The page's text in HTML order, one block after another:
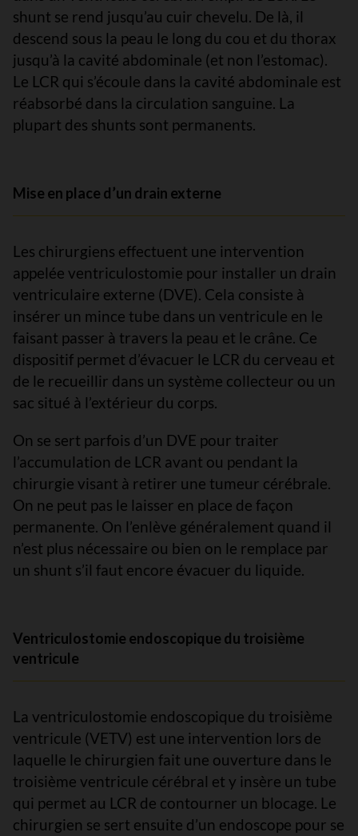
shunt se rend jusqu’au cuir chevelu. De là, il
descend sous la peau le long du cou et du thorax
jusqu’à la cavité abdominale (et non l’estomac).
Le LCR qui s’écoule dans la cavité abdominale est
réabsorbé dans la circulation sanguine. La
plupart des shunts sont permanents.
Mise en place d’un drain externe
Les chirurgiens effectuent une intervention
appelée ventriculostomie pour installer un drain
ventriculaire externe (DVE). Cela consiste à
insérer un mince tube dans un ventricule en le
faisant passer à travers la peau et le crâne. Ce
dispositif permet d’évacuer le LCR du cerveau et
de le recueillir dans un système collecteur ou un
sac situé à l’extérieur du corps.
On se sert parfois d’un DVE pour traiter
l’accumulation de LCR avant ou pendant la
chirurgie visant à retirer une tumeur cérébrale.
On ne peut pas le laisser en place de façon
permanente. On l’enlève généralement quand il
n’est plus nécessaire ou bien on le remplace par
un shunt s’il faut encore évacuer du liquide.
Ventriculostomie endoscopique du troisième
ventricule
La ventriculostomie endoscopique du troisième
ventricule (VETV) est une intervention lors de
laquelle le chirurgien fait une ouverture dans le
troisième ventricule cérébral et y insère un tube
qui permet au LCR de contourner un blocage. Le
chirurgien se sert ensuite d’un endoscope pour se